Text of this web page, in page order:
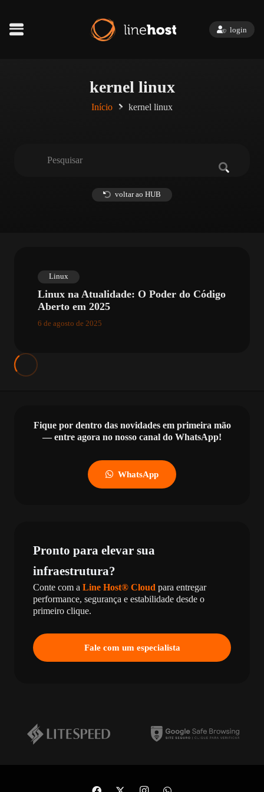
login
kernel linux
Início kernel linux
voltar ao HUB
Linux
Linux na Atualidade: O Poder do Código
Aberto em 2025
6 de agosto de 2025
Fique por dentro das novidades em primeira mão
— entre agora no nosso canal do WhatsApp!
WhatsApp
Pronto para elevar sua
infraestrutura?
Conte com a Line Host® Cloud para entregar
performance, segurança e estabilidade desde o
primeiro clique.
Fale com um especialista